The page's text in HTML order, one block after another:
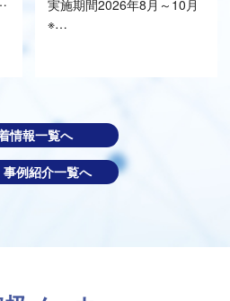
実施期間2026年8月～10月
※…
情報一覧へ
例紹介一覧へ